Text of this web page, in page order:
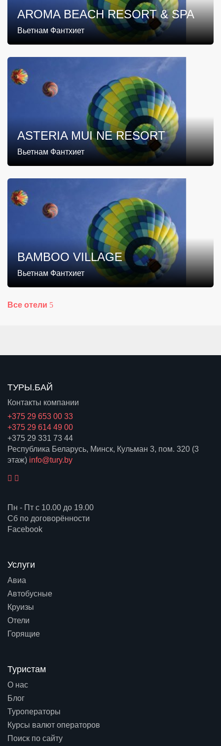
AROMA BEACH RESORT & SPA
Вьетнам Фантхиет
ASTERIA MUI NE RESORT
Вьетнам Фантхиет
BAMBOO VILLAGE
Вьетнам Фантхиет
Все отели
ТУРЫ.БАЙ
Контакты компании
+375 29 653 00 33
+375 29 614 49 00
+375 29 331 73 44
Республика Беларусь, Минск, Кульман 3, пом. 320 (3
этаж) info@tury.by
Пн - Пт с 10.00 до 19.00
Сб по договорённости
Facebook
Услуги
Авиа
Автобусные
Круизы
Отели
Горящие
Туристам
О нас
Блог
Туроператоры
Курсы валют операторов
Поиск по сайту